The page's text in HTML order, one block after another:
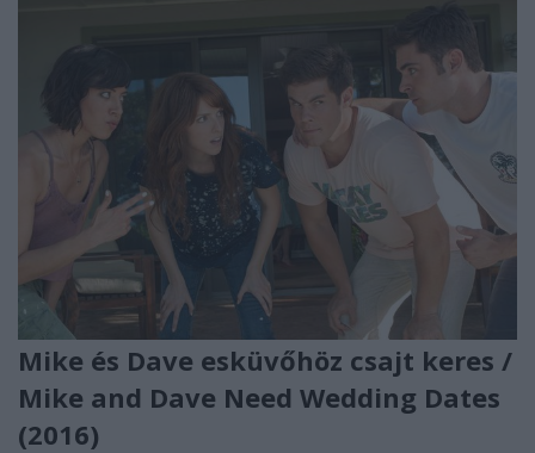
Mike és Dave esküvőhöz csajt keres /
Mike and Dave Need Wedding Dates
(2016)